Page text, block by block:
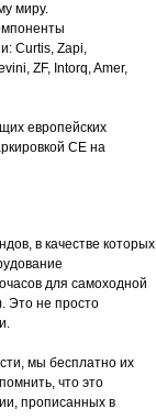
миру.
Curtis, Zapi,
ZF, Intorq, Amer,
европейских
СЕ на
в качестве которых
для самоходной
Это не просто
мы бесплатно их
что это
прописанных в